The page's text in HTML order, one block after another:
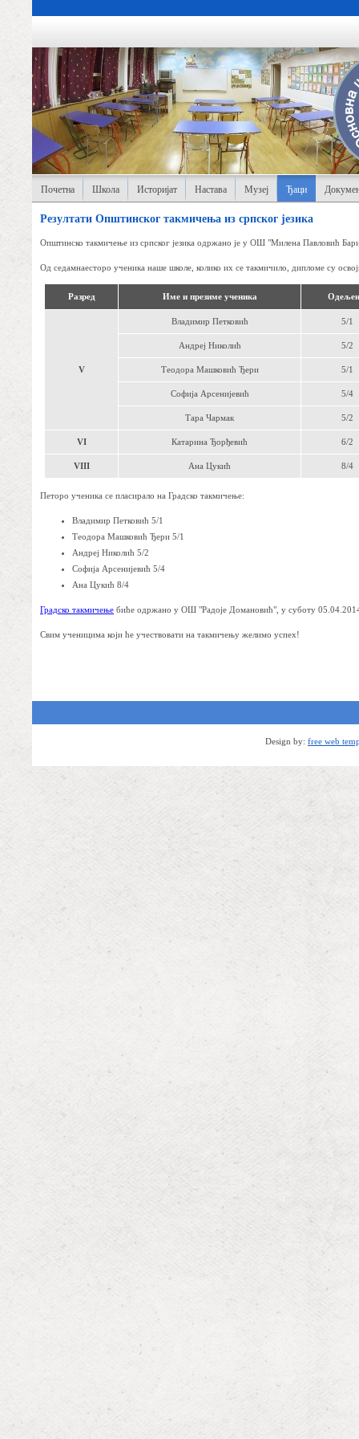
Почетна Школа Историјат Настава Музеј Ђаци
Резултати Општинског такмичења из српског језика
Општинско такмичење из српског језика одржано је у ОШ "Милена Павловић
Од седамнаесторо ученика наше школе, колико их се такмичило, дипломе су
Разред Име и презиме ученика
V
Владимир Петковић 5/1
Андреј Николић 5/2
Теодора Машковић Ђери 5/1
Софија Арсенијевић 5/4
Тара Чармак 5/2
VI Катарина Ђорђевић 6/2
VIII Ана Цукић 8/4
Петоро ученика се пласирало на Градско такмичење:
Владимир Петковић 5/1
Теодора Машковић Ђери 5/1
Андреј Николић 5/2
Софија Арсенијевић 5/4
Ана Цукић 8/4
Градско такмичење биће одржано у ОШ "Радоје Домановић", у суботу
Свим ученицима који ће учествовати на такмичењу желимо успех!
Design by: free web